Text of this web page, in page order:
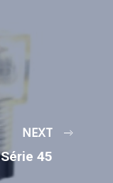
NEXT
Série 45